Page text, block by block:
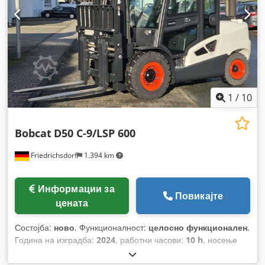
1 / 10
Friedrichsdorf 1.394 km
Bobcat D50 C-9/LSP 600
цената
Повикајте
Состојба: ново, Функционалност: целосно функционален,
Година на изградба: 2024, работни часови: 10 h, носење
, висина на подигнување: